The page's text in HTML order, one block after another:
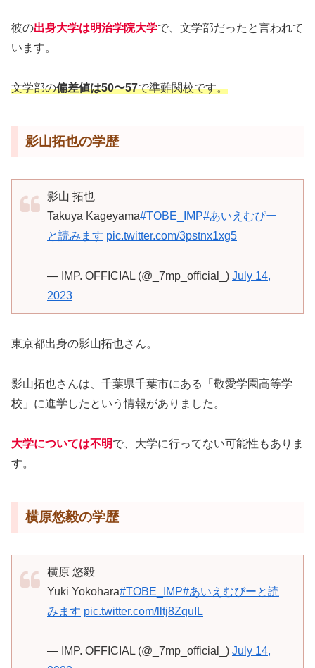
彼の出身大学は明治学院大学で、文学部だったと言われて
います。
文学部の偏差値は50〜57で準難関校です。
影山拓也の学歴
影山 拓也
Takuya Kageyama#TOBE_IMP#あいえむぴー
と読みます pic.twitter.com/3pstnx1xg5
— IMP. OFFICIAL (@_7mp_official_) July 14,
2023
東京都出身の影山拓也さん。
影山拓也さんは、千葉県千葉市にある「敬愛学園高等学
校」に進学したという情報がありました。
大学については不明で、大学に行ってない可能性もありま
す。
横原悠毅の学歴
横原 悠毅
Yuki Yokohara#TOBE_IMP#あいえむぴーと読
みます pic.twitter.com/lltj8ZquIL
— IMP. OFFICIAL (@_7mp_official_) July 14,